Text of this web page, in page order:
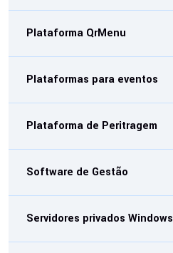
Plataforma QrMenu
Plataformas para eventos
Plataforma de Peritragem
Software de Gestão
Servidores privados Windows